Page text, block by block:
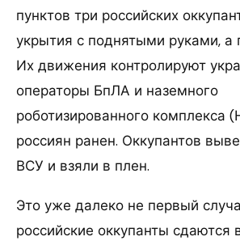
пунктов три российских
укрытия с поднятыми руками, а
Их движения контролируют
операторы БпЛА и наземного
роботизированного комплекса
россиян ранен. Оккупантов
ВСУ и взяли в плен.
Это уже далеко не первый
российские оккупанты сдаются